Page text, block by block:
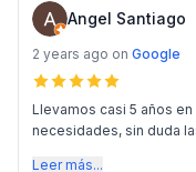
Angel Santiago
2 years ago on Google
Llevamos casi 5 años
necesidades, sin duda
Leer más...